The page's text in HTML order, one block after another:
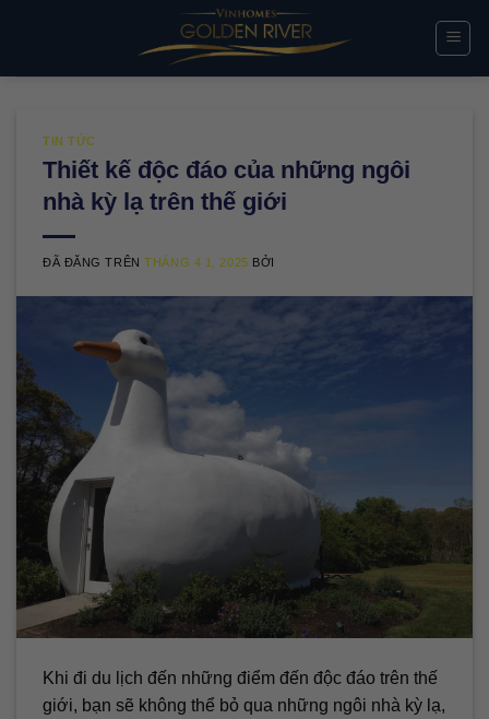
TIN TỨC
Thiết kế độc đáo của những ngôi
nhà kỳ lạ trên thế giới
ĐÃ ĐĂNG TRÊNTHÁNG 4 1, 2025 BỞI
Khi đi du lịch đến những điểm đến độc đáo trên thế
giới, bạn sẽ không thể bỏ qua những ngôi nhà kỳ lạ,